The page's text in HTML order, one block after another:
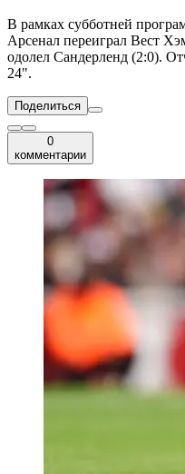
В рамках субботней
Арсенал переиграл Вест
одолел Сандерленд (2:0).
24".
Поделиться
0
комментарии